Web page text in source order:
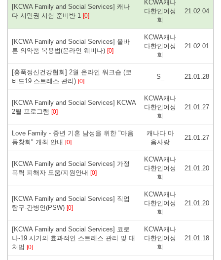
[KCWA Family and Social Services] 캐나
다 시민권 시험 준비반-1 [0]
KCWA캐나
다한인여성
회
21.02.04
[KCWA Family and Social Services] 올바
른 의약품 복용법(온라인 웨비나) [0]
KCWA캐나
다한인여성
회
21.02.01
[홍푹정신건강협회] 2월 온라인 워크숍 (코
비드19 스트레스 관리) [0]
S_ 21.01.28
[KCWA Family and Social Services] KCWA
2월 프로그램 [0]
KCWA캐나
다한인여성
회
21.01.27
Love Family - 중년 기혼 남성을 위한 "마음
동창회" 개최 안내 [0]
캐나다 마
음사랑
21.01.27
[KCWA Family and Social Services] 가정
폭력 피해자 도움/지원안내 [0]
KCWA캐나
다한인여성
회
21.01.20
[KCWA Family and Social Services] 직업
탐구-간병인(PSW) [0]
KCWA캐나
다한인여성
회
21.01.20
[KCWA Family and Social Services] 코로
나-19 시기의 효과적인 스트레스 관리 및 대
처법 [0]
KCWA캐나
다한인여성
회
21.01.18